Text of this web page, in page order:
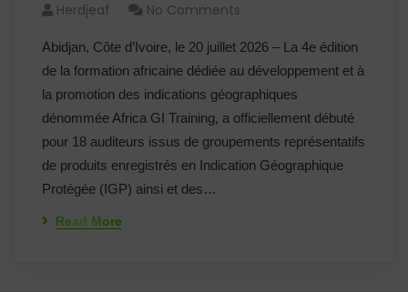
Herdjeaf No Comments
Abidjan, Côte d’Ivoire, le 20 juillet 2026 – La 4e édition
de la formation africaine dédiée au développement et à
la promotion des indications géographiques
dénommée Africa GI Training, a officiellement débuté
pour 18 auditeurs issus de groupements représentatifs
de produits enregistrés en Indication Géographique
Protégée (IGP) ainsi et des…
Read More